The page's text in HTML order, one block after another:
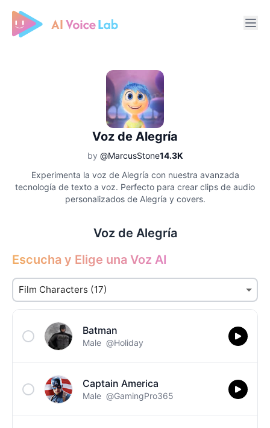
Free AI Cover & AI Voice Over
Voz de Alegría
by @MarcusStone14.3K
Experimenta la voz de Alegría con nuestra avanzada
tecnología de texto a voz. Perfecto para crear clips de audio
personalizados de Alegría y covers.
Voz de Alegría
Escucha y Elige una Voz AI
Batman
Male @Holiday
Captain America
Male @GamingPro365